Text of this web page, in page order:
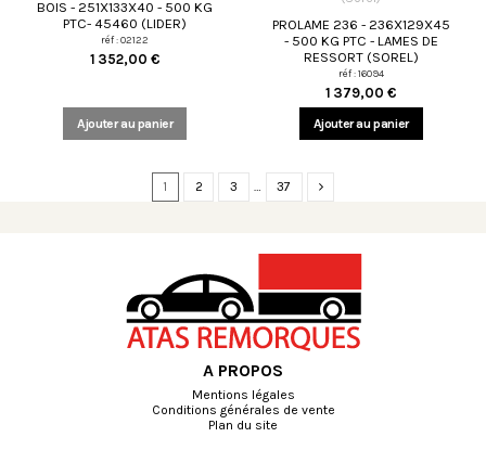
BOIS - 251X133X40 - 500 KG
PTC- 45460 (LIDER)
réf : 02122
1 352,00 €
Ajouter au panier
PROLAME 236 - 236X129X45
- 500 KG PTC - LAMES DE
RESSORT (SOREL)
réf : 16094
1 379,00 €
Ajouter au panier
1 2 3 … 37
A PROPOS
Mentions légales
Conditions générales de vente
Plan du site